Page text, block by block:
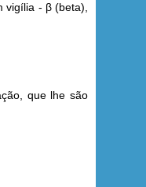
vigília - β (beta),
que lhe são